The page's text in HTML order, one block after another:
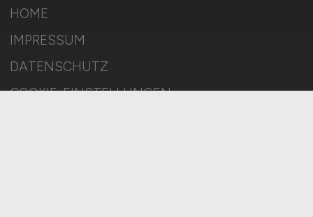
HOME
IMPRESSUM
DATENSCHUTZ
COOKIE-EINSTELLUNGEN